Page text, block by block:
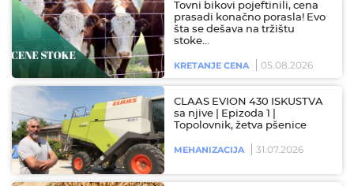
Tovni bikovi pojeftinili, cena
prasadi konačno porasla! Evo
šta se dešava na tržištu
stoke…
KRETANJE CENA 05.08.2026
CLAAS EVION 430 ISKUSTVA
sa njive | Epizoda 1 |
Topolovnik, žetva pšenice
MEHANIZACIJA 31.07.2026